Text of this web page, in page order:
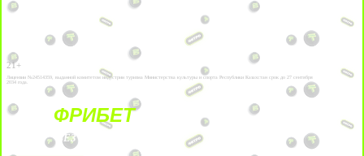
21+
Лицензии №24514359, выданной комитетом индустрии туризма Министерства культуры и спорта Республики Казахстан срок до 27 сентября
2034 года.
ФРИБЕТ
БЕЗ УСЛОВИЙ